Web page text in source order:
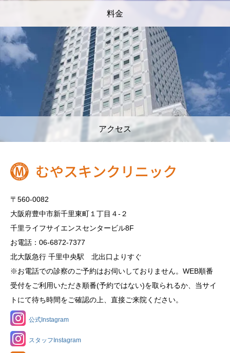
料金
アクセス
〒560-0082
大阪府豊中市新千里東町１丁目４‐２
千里ライフサイエンスセンタービル8F
お電話：06-6872-7377
北大阪急行 千里中央駅 北出口よりすぐ
※お電話での診察のご予約はお伺いしておりません。WEB順番
受付をご利用いただき順番(予約ではない)を取られるか、当サイ
トにて待ち時間をご確認の上、直接ご来院ください。
公式Instagram
スタッフInstagram